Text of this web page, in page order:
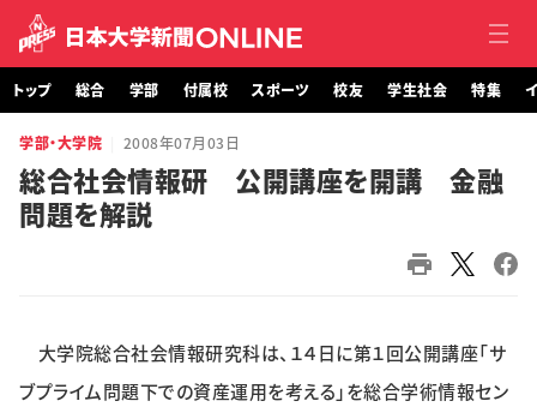
トップ
総合
スポーツ
トップ 総合 学部 付属校 スポーツ 校友 学生社会 特集
学部・大学院 2008年07月03日
総合社会情報研 公開講座を開講 金融
問題を解説
大学院総合社会情報研究科は、１４日に第１回公開講座「サ
ブプライム問題下での資産運用を考える」を総合学術情報セン